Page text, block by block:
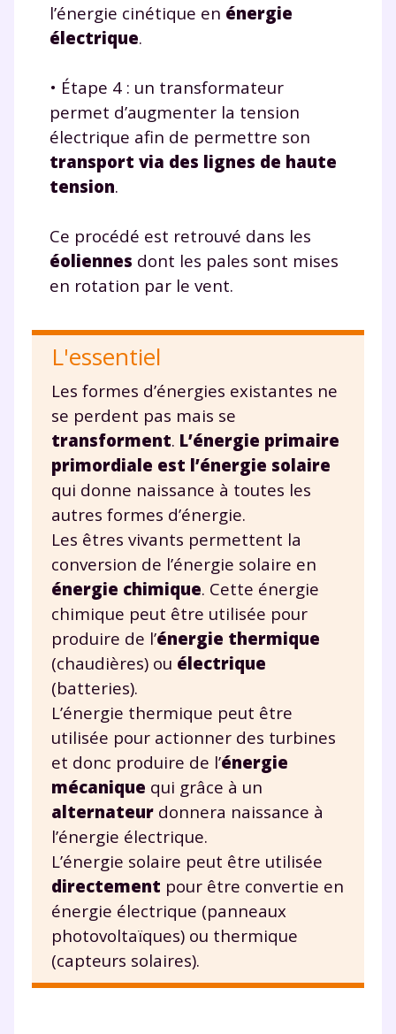
l’énergie cinétique en énergie
électrique.
• Étape 4 : un transformateur
permet d’augmenter la tension
électrique afin de permettre son
transport via des lignes de haute
tension.
Ce procédé est retrouvé dans les
éoliennes dont les pales sont mises
en rotation par le vent.
L'essentiel
Les formes d’énergies existantes ne
se perdent pas mais se
transforment. L’énergie primaire
primordiale est l’énergie solaire
qui donne naissance à toutes les
autres formes d’énergie.
Les êtres vivants permettent la
conversion de l’énergie solaire en
énergie chimique. Cette énergie
chimique peut être utilisée pour
produire de l’énergie thermique
(chaudières) ou électrique
(batteries).
L’énergie thermique peut être
utilisée pour actionner des turbines
et donc produire de l’énergie
mécanique qui grâce à un
alternateur donnera naissance à
l’énergie électrique.
L’énergie solaire peut être utilisée
directement pour être convertie en
énergie électrique (panneaux
photovoltaïques) ou thermique
(capteurs solaires).
et de réussir votre
année scolaire ?
Testez gratuitement
pendant 24h notre
plateforme de soutien
scolaire !
Fiches de cours et vidéos,exercices
corrigés
podcasts de révisions
espace dédié aux parents
suivre les progrès
Tout le programme scolaire du CP à
la Terminale
Des profs expérimentés disponibles
à la demande par tchat, audio ou
vidéo
TESTER GRATUITEMENT
* Votre code d'accès sera envoyé à cette adresse e-mail. En
renseignant votre e-mail, vous consentez à ce que vos
données à caractère personnel soient traitées par SEJER, sous
la marque myMaxicours, afin que SEJER puisse vous donner
accès au service de soutien scolaire pendant 24h. Pour en
savoir plus sur la gestion de vos données personnelles et
pour exercer vos droits, vous pouvez consulternotre
charte.